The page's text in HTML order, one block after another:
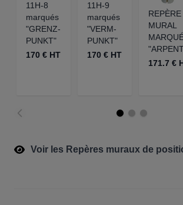
11H-8
marqués
"GRENZ-
PUNKT"
170 € HT
11H-9
marqués
"VERM-
PUNKT"
170 € HT
REPÈRE
MURAL
171.7 €
Voir les Repères muraux de